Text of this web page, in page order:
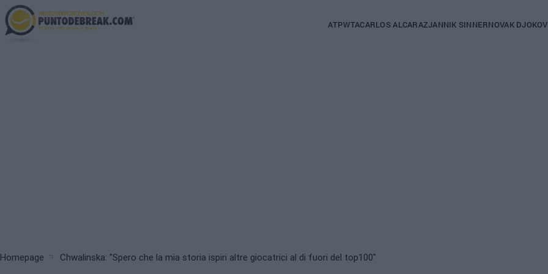
Skip
to
main
Main
ATPWTACARLOS ALCARAZJANNIK SINNERNOVAK
Breadcrumb
Homepage Chwalinska: "Spero che la mia storia ispiri altre giocatrici al di fuori del top100"